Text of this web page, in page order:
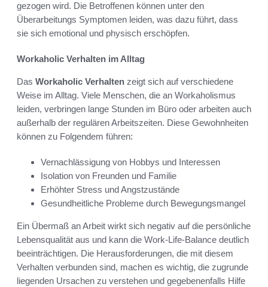
gezogen wird. Die Betroffenen können unter den
Überarbeitungs Symptomen leiden, was dazu führt, dass
sie sich emotional und physisch erschöpfen.
Workaholic Verhalten im Alltag
Das Workaholic Verhalten zeigt sich auf verschiedene
Weise im Alltag. Viele Menschen, die an Workaholismus
leiden, verbringen lange Stunden im Büro oder arbeiten auch
außerhalb der regulären Arbeitszeiten. Diese Gewohnheiten
können zu Folgendem führen:
Vernachlässigung von Hobbys und Interessen
Isolation von Freunden und Familie
Erhöhter Stress und Angstzustände
Gesundheitliche Probleme durch Bewegungsmangel
Ein Übermaß an Arbeit wirkt sich negativ auf die persönliche
Lebensqualität aus und kann die Work-Life-Balance deutlich
beeinträchtigen. Die Herausforderungen, die mit diesem
Verhalten verbunden sind, machen es wichtig, die zugrunde
liegenden Ursachen zu verstehen und gegebenenfalls Hilfe